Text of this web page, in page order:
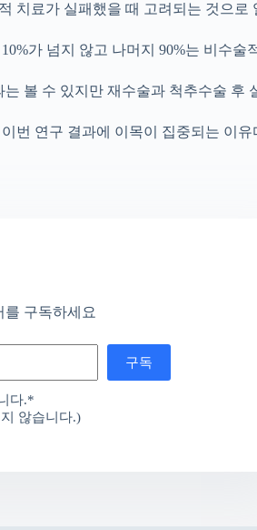
치료가 실패했을 때 고려되는 것으
가 넘지 않고 나머지 90%는 비수
볼 수 있지만 재수술과 척추수술 후
번 연구 결과에 이목이 집중되는 이유
를 구독하세요
구독
다.*
않습니다.)